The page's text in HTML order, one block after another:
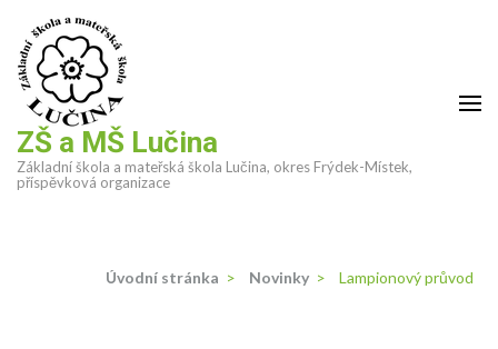
Přeskočit
obsah
(stiskněte
Enter)
ZŠ a MŠ Lučina
Základní škola a mateřská škola Lučina, okres Frýdek-Místek,
příspěvková organizace
Úvodní stránka > Novinky > Lampionový průvod